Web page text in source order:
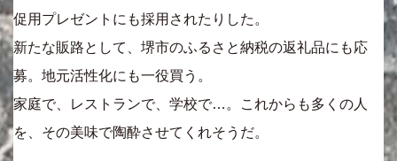
促用プレゼントにも採用されたりした。
新たな販路として、堺市のふるさと納税の返礼品にも応
募。地元活性化にも一役買う。
家庭で、レストランで、学校で…。これからも多くの人
を、その美味で陶酔させてくれそうだ。